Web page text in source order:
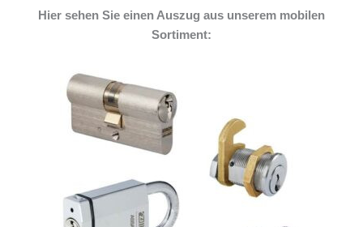
Hier sehen Sie einen Auszug aus unserem mobilen
Sortiment: